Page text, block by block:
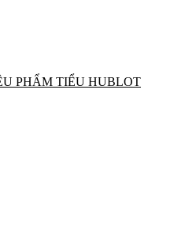
PHẨM TIỂU HUBLOT